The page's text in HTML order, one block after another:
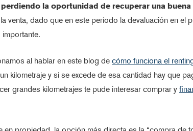
perdiendo la oportunidad de recuperar una buena
venta, dado que en este período la devaluación en el
al hablar en este blog de cómo funciona el
kilometraje y si se excede de esa cantidad hay que
grandes kilometrajes te pude interesar comprar y